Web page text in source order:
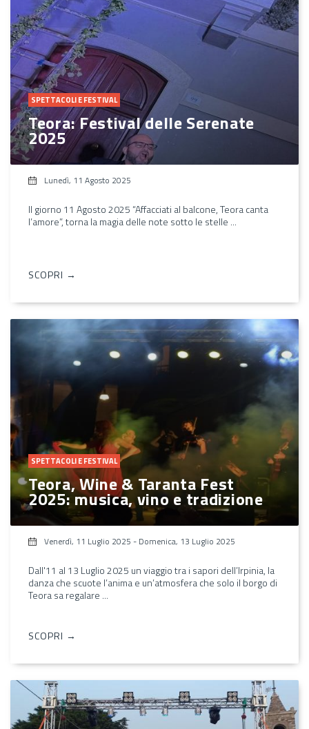
SPETTACOLI E FESTIVAL
Teora: Festival delle Serenate
2025
Lunedì, 11 Agosto 2025
Il giorno 11 Agosto 2025 “Affacciati al balcone, Teora canta
l’amore”, torna la magia delle note sotto le stelle ...
SCOPRI →
SPETTACOLI E FESTIVAL
Teora, Wine & Taranta Fest
2025: musica, vino e tradizione
Venerdì, 11 Luglio 2025 - Domenica, 13 Luglio 2025
Dall'11 al 13 Luglio 2025 un viaggio tra i sapori dell’Irpinia, la
danza che scuote l’anima e un’atmosfera che solo il borgo di
Teora sa regalare ...
SCOPRI →